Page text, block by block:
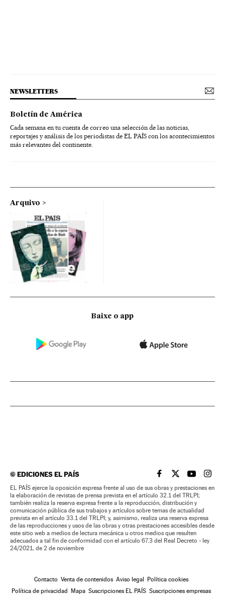
NEWSLETTERS
Boletín de América
Cada semana en tu cuenta de correo una selección de las noticias,
reportajes y análisis de los periodistas de EL PAÍS con los acontecimientos
más relevantes del continente.
Arquivo
Baixe o app
©EDICIONES EL PAÍS EL PAÍS BRASIL EN
EL PAÍSEL PAÍS
EL
EL PAÍS ejerce la oposición expresa frente al uso de sus obras y prestaciones en
la elaboración de revistas de prensa prevista en el artículo 32.1 del TRLPI;
también realiza la reserva expresa frente a la reproducción, distribución y
comunicación pública de sus trabajos y artículos sobre temas de actualidad
prevista en el artículo 33.1 del TRLPI; y, asimismo, realiza una reserva expresa
de las reproducciones y usos de las obras y otras prestaciones accesibles desde
este sitio web a medios de lectura mecánica u otros medios que resulten
adecuados a tal fin de conformidad con el artículo 67.3 del Real Decreto - ley
24/2021, de 2 de noviembre
Contacto Venta de contenidos Aviso legal Política cookies
Política de privacidad Mapa Suscripciones EL PAÍS Suscripciones empresas